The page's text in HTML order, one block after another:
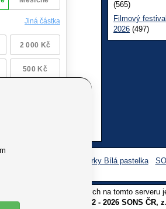
(565)
Filmový
2026 (497)
Facebook sbírky Bílá pastelka
textů a obrázků uvedených na tomto serveru
Copyright © 2012 - 2026 SONS ČR,